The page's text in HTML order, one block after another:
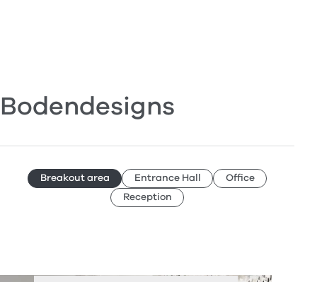
Bodendesigns
Breakout area Entrance Hall
Office
Reception